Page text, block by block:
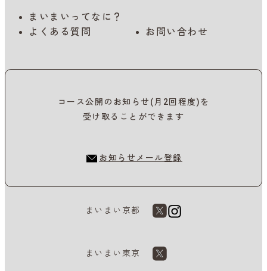
まいまいってなに？
よくある質問
お問い合わせ
コース公開のお知らせ(月2回程度)を
受け取ることができます
お知らせメール登録
まいまい京都
まいまい東京